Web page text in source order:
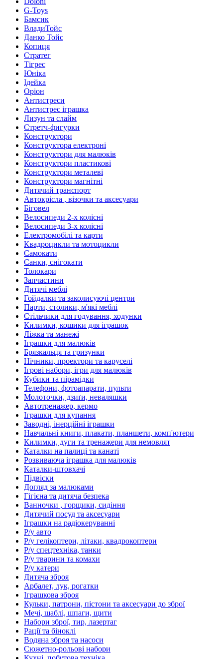
G-Toys
Бамсик
ВладиТойс
Данко Тойс
Копиця
Стратег
Тігрес
Юніка
Ідейка
Оріон
Антистреси
Антистрес іграшка
Лизун та слайм
Стретч-фигурки
Конструктори
Конструктора електроні
Конструктори для малюків
Конструктори пластикові
Конструктори металеві
Конструктори магнітні
Дитячий транспорт
Автокрісла , візочки та аксесуари
Біговел
Велосипеди 2-х колісні
Велосипеди 3-х колісні
Електромобілі та карти
Квадроцикли та мотоцикли
Самокати
Санки, снігокати
Толокари
Запчастини
Дитячі меблі
Гойдалки та заколисуючі центри
Парти, столики, м'які меблі
Стільчики для годування, ходунки
Килимки, кошики для іграшок
Ліжка та манежі
Іграшки для малюків
Брязкальця та гризунки
Нічники, проектори та каруселі
Ігрові набори, ігри для малюків
Кубики та пірамідки
Телефони, фотоапарати, пульти
Молоточки, дзиґи, неваляшки
Автотренажер, кермо
Іграшки для купання
Заводні, інерційні іграшки
Навчальні книги, плакати, планшети, комп'ютери
Килимки, дуги та тренажери для немовлят
Каталки на палиці та канаті
Розвиваюча іграшка для малюків
Каталки-штовхачі
Підвіски
Догляд за малюками
Гігієна та дитяча безпека
Ванночки , горщики, сидіння
Дитячий посуд та аксесуари
Іграшки на радіокеруванні
Р/у авто
Р/у гелікоптери, літаки, квадрокоптери
Р/у спецтехніка, танки
Р/у тварини та комахи
Р/у катери
Дитяча зброя
Арбалет, лук, рогатки
Іграшкова зброя
Кульки, патрони, пістони та аксесуари до зброї
Мечі, шаблі, шпаги, щити
Набори зброї, тир, лазертаг
Рації та біноклі
Водяна зброя та насоси
Сюжетно-рольові набори